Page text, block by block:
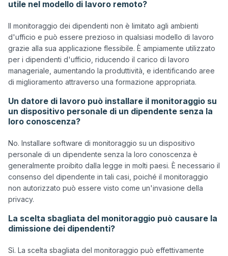
utile nel modello di lavoro remoto?
Il monitoraggio dei dipendenti non è limitato agli ambienti
d'ufficio e può essere prezioso in qualsiasi modello di lavoro
grazie alla sua applicazione flessibile. È ampiamente utilizzato
per i dipendenti d'ufficio, riducendo il carico di lavoro
manageriale, aumentando la produttività, e identificando aree
Un datore di lavoro può installare il monitoraggio su
un dispositivo personale di un dipendente senza la
loro conoscenza?
No. Installare software di monitoraggio su un dispositivo
personale di un dipendente senza la loro conoscenza è
generalmente proibito dalla legge in molti paesi. È necessario il
consenso del dipendente in tali casi, poiché il monitoraggio
non autorizzato può essere visto come un'invasione della
La scelta sbagliata del monitoraggio può causare la
dimissione dei dipendenti?
Sì. La scelta sbagliata del monitoraggio può effettivamente